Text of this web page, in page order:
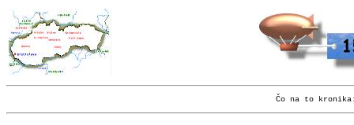
Čo na to